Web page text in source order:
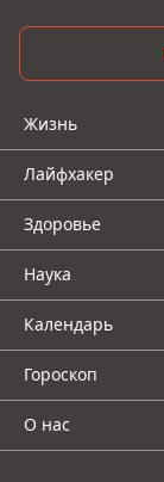
Жизнь
Лайфхакер
Здоровье
Наука
Календарь
Гороскоп
О нас